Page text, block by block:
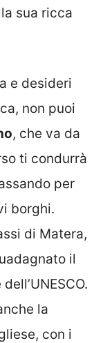
sua ricca
e desideri
non puoi
, che va da
ti condurrà
per
borghi.
di Matera,
il
la
con i